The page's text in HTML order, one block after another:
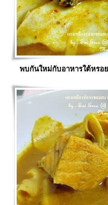
พบกันใหม่กับอาหารใต้หรอ